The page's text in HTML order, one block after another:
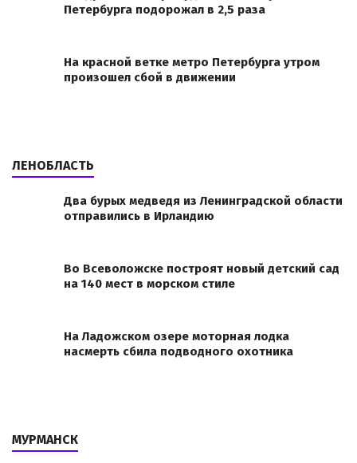
Петербурга подорожал в 2,5 раза
На красной ветке метро Петербурга утром
произошел сбой в движении
ЛЕНОБЛАСТЬ
Два бурых медведя из Ленинградской области
отправились в Ирландию
Во Всеволожске построят новый детский сад
на 140 мест в морском стиле
На Ладожском озере моторная лодка
насмерть сбила подводного охотника
МУРМАНСК